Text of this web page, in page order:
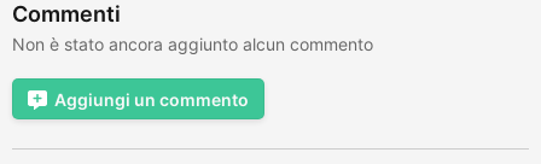
Commenti
Non è stato ancora aggiunto alcun commento
Aggiungi un commento